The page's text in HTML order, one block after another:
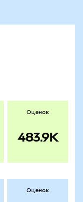
Оценок
483.9K
Оценок